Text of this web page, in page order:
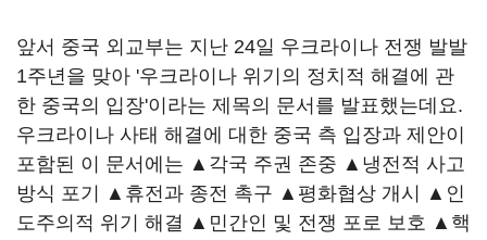
앞서 중국 외교부는 지난 24일 우크라이나 전쟁 발발
1주년을 맞아 '우크라이나 위기의 정치적 해결에 관
한 중국의 입장'이라는 제목의 문서를 발표했는데요.
우크라이나 사태 해결에 대한 중국 측 입장과 제안이
포함된 이 문서에는 ▲각국 주권 존중 ▲냉전적 사고
방식 포기 ▲휴전과 종전 촉구 ▲평화협상 개시 ▲인
도주의적 위기 해결 ▲민간인 및 전쟁 포로 보호 ▲핵